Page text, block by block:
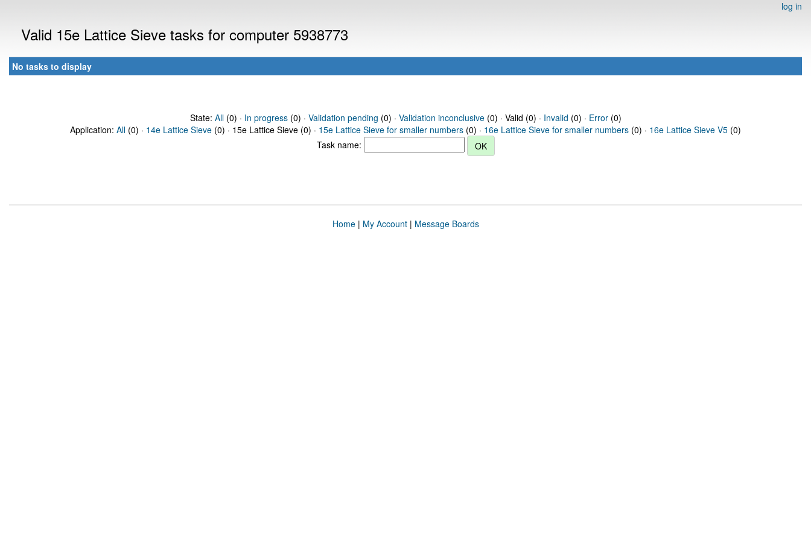
log in
Valid 15e Lattice Sieve tasks for computer 5938773
No tasks to display
State: All(0) · In progress(0) · Validation pending (0) · Validation inconclusive(0) · Valid (0) · Invalid (0) · Error(0)
Application: All (0) · 14e Lattice Sieve (0) · 15e Lattice Sieve (0) · 15e Lattice Sieve for smaller numbers (0) · 16e Lattice Sieve for smaller numbers (0) · 16e Lattice Sieve V5 (0)
Task name:
Home| My Account| Message Boards